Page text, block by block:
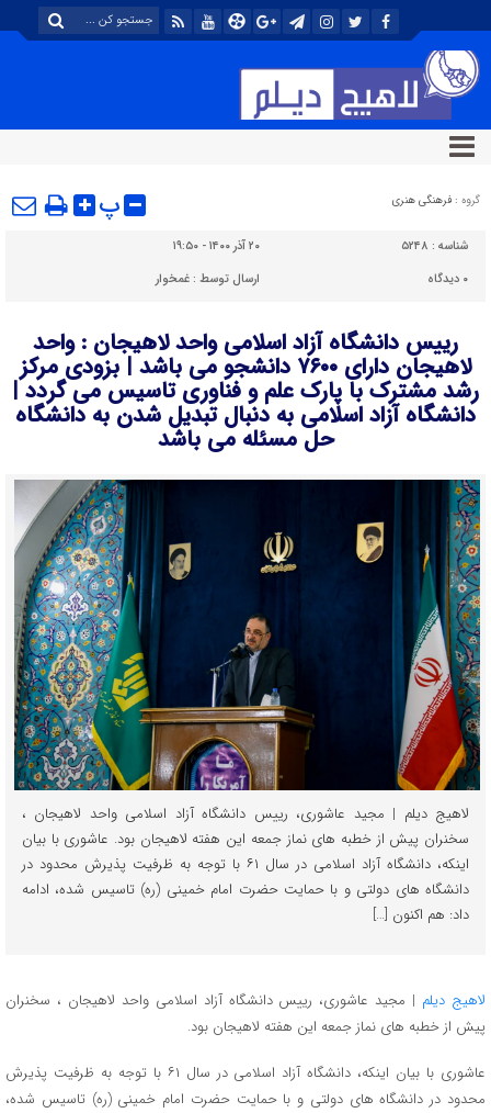
گروه : فرهنگی هنری پ
شناسه : ۵۲۴۸
۲۰ آذر ۱۴۰۰ - ۱۹:۵۰
۰ دیدگاه ارسال توسط :غمخوار
رییس دانشگاه آزاد اسلامی واحد لاهیجان : واحد
لاهیجان دارای ۷۶۰۰ دانشجو می باشد | بزودی مرکز
رشد مشترک با پارک علم و فناوری تاسیس می گردد |
دانشگاه آزاد اسلامی به دنبال تبدیل شدن به دانشگاه
حل مسئله می باشد
لاهیج دیلم | مجید عاشوری، رییس دانشگاه آزاد اسلامی واحد لاهیجان ،
سخنران پيش از خطبه های نماز جمعه این هفته لاهیجان بود. عاشوری با بیان
اینکه، دانشگاه آزاد اسلامی در سال ۶۱ با توجه به ظرفیت پذیرش محدود در
دانشگاه های دولتی و با حمایت حضرت امام خمینی (ره) تاسیس شده، ادامه
داد: هم اکنون […]
لاهیج دیلم | مجید عاشوری، رییس دانشگاه آزاد اسلامی واحد لاهیجان ، سخنران
پيش از خطبه های نماز جمعه این هفته لاهیجان بود.
عاشوری با بیان اینکه، دانشگاه آزاد اسلامی در سال ۶۱ با توجه به ظرفیت پذیرش
محدود در دانشگاه های دولتی و با حمایت حضرت امام خمینی (ره) تاسیس شده،